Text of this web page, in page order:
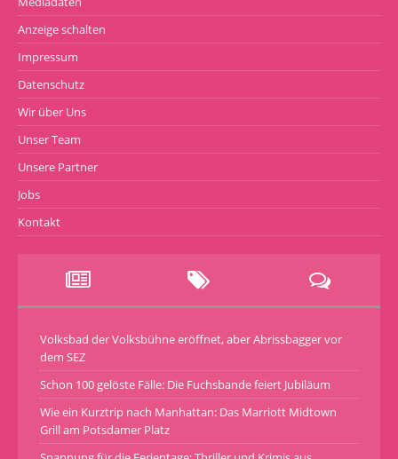
Anzeige schalten
Impressum
Datenschutz
Wir über Uns
Unser Team
Unsere Partner
Jobs
Kontakt
Volksbad der Volksbühne eröffnet, aber Abrissbagger vor
dem SEZ
Schon 100 gelöste Fälle: Die Fuchsbande feiert Jubiläum
Wie ein Kurztrip nach Manhattan: Das Marriott Midtown
Grill am Potsdamer Platz